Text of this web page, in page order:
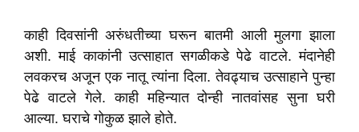
काही दिवसांनी अरुंधतीच्या घरून बातमी आली मुलगा झाला
अशी. माई काकांनी उत्साहात सगळीकडे पेढे वाटले. मंदानेही
लवकरच अजून एक नातू त्यांना दिला. तेवढ्याच उत्साहाने पुन्हा
पेढे वाटले गेले. काही महिन्यात दोन्ही नातवांसह सुना घरी
आल्या. घराचे गोकुळ झाले होते.